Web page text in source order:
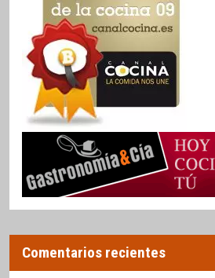
Comentarios recientes